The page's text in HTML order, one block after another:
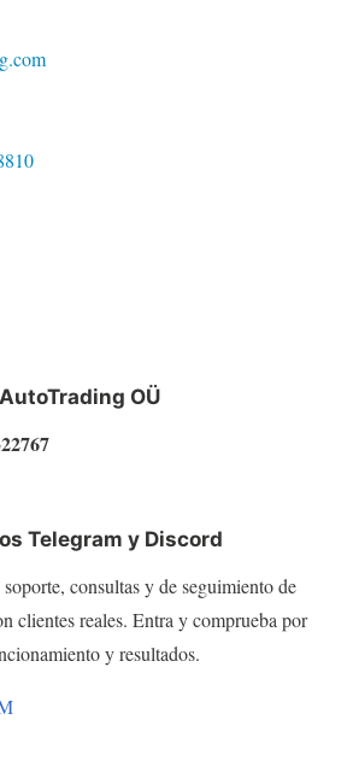
OÜ
Telegram y Discord
consultas y de seguimiento de
clientes reales. Entra y comprueba por
y resultados.